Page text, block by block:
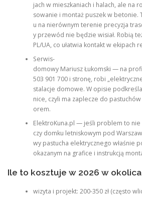
jach w mieszkaniach i halach, ale na
sowanie i montaż puszek w betonie.
u na nierównym terenie precyzja
y przewód nie będzie wisiał. Robią
PL/UA, co ułatwia kontakt w ekipach
Serwis-
domowy Mariusz Łukomski — na
503 901 700 i stronę, robi
stalacje domowe. W opisie
nice, czyli ma zaplecze do
orem.
ElektroKuna.pl — jeśli problem to nie
czy domku letniskowym pod
wy pastucha elektrycznego właśnie
okazanym na grafice i instrukcją
Ile to kosztuje w 2026 w
wizyta i projekt: 200-350 zł (często